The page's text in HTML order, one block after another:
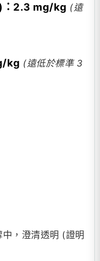
：2.3 mg/kg (遠
kg (遠低於標準 3
，澄清透明 (證明